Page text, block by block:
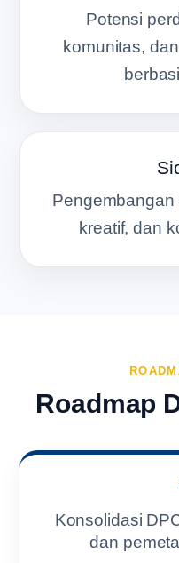
Potensi
komunitas,
Pengembangan
kreatif, dan
Roadmap
Konsolidasi
dan